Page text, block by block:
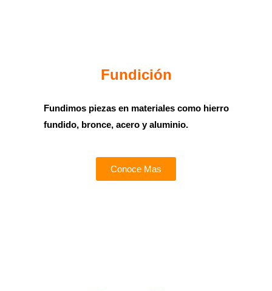
Fundición
Fundimos piezas en materiales como hierro
fundido, bronce, acero y aluminio.
Conoce Mas